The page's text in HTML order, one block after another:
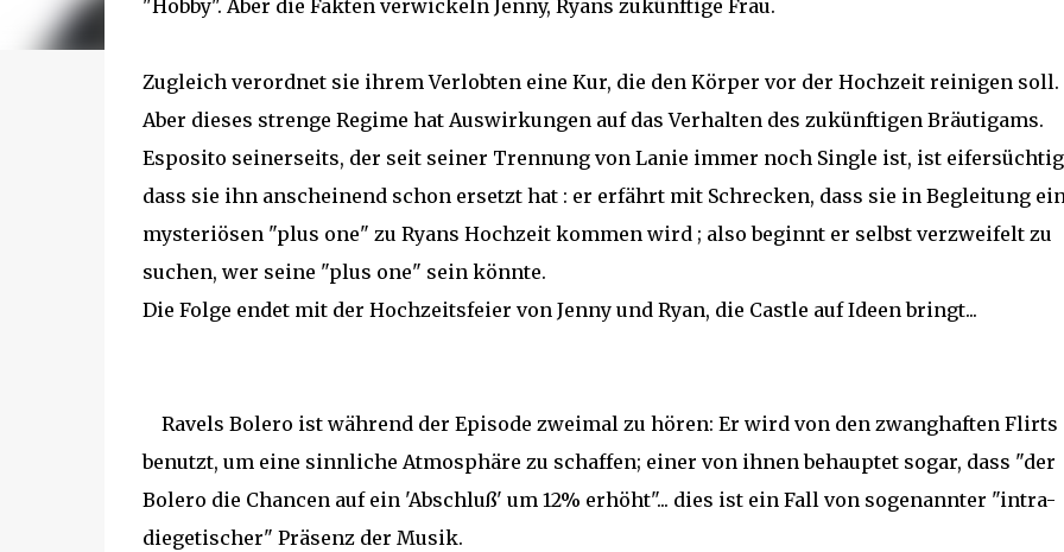
"Hobby". Aber die Fakten verwickeln Jenny, Ryans zukünftige Frau.
Zugleich verordnet sie ihrem Verlobten eine Kur, die den Körper vor der Hochzeit reinigen soll.
Aber dieses strenge Regime hat Auswirkungen auf das Verhalten des zukünftigen Bräutigams.
Esposito seinerseits, der seit seiner Trennung von Lanie immer noch Single ist, ist
dass sie ihn anscheinend schon ersetzt hat : er erfährt mit Schrecken, dass sie in Begleitung
mysteriösen "plus one" zu Ryans Hochzeit kommen wird ; also beginnt er selbst verzweifelt zu
suchen, wer seine "plus one" sein könnte.
Die Folge endet mit der Hochzeitsfeier von Jenny und Ryan, die Castle auf Ideen bringt...
Ravels Bolero ist während der Episode zweimal zu hören: Er wird von den zwanghaften Flirts
benutzt, um eine sinnliche Atmosphäre zu schaffen; einer von ihnen behauptet sogar, dass "der
Bolero die Chancen auf ein 'Abschluß' um 12% erhöht"... dies ist ein Fall von sogenannter "intra-
diegetischer" Präsenz der Musik.